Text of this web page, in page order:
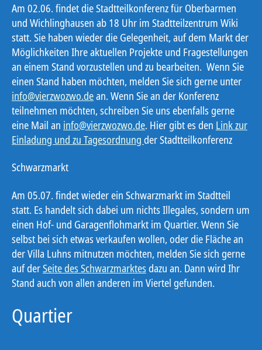
Am 02.06. findet die Stadtteilkonferenz für Oberbarmen
und Wichlinghausen ab 18 Uhr im Stadtteilzentrum Wiki
statt. Sie haben wieder die Gelegenheit, auf dem Markt der
Möglichkeiten Ihre aktuellen Projekte und Fragestellungen
an einem Stand vorzustellen und zu bearbeiten. Wenn Sie
einen Stand haben möchten, melden Sie sich gerne unter
info@vierzwozwo.dean. Wenn Sie an der Konferenz
teilnehmen möchten, schreiben Sie uns ebenfalls gerne
eine Mail an info@vierzwozwo.de. Hier gibt es den Link zur
Einladung und zu Tagesordnung der Stadtteilkonferenz
Schwarzmarkt
Am 05.07. findet wieder ein Schwarzmarkt im Stadtteil
statt. Es handelt sich dabei um nichts Illegales, sondern um
einen Hof- und Garagenflohmarkt im Quartier. Wenn Sie
selbst bei sich etwas verkaufen wollen, oder die Fläche an
der Villa Luhns mitnutzen möchten, melden Sie sich gerne
auf derSeite des Schwarzmarktesdazu an. Dann wird Ihr
Stand auch von allen anderen im Viertel gefunden.
Quartier